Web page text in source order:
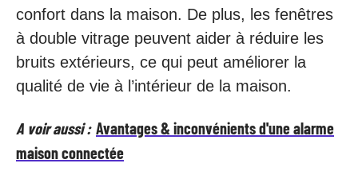
confort dans la maison. De plus, les fenêtres
à double vitrage peuvent aider à réduire les
bruits extérieurs, ce qui peut améliorer la
qualité de vie à l’intérieur de la maison.
A voir aussi : Avantages & inconvénients d'une alarme
maison connectée